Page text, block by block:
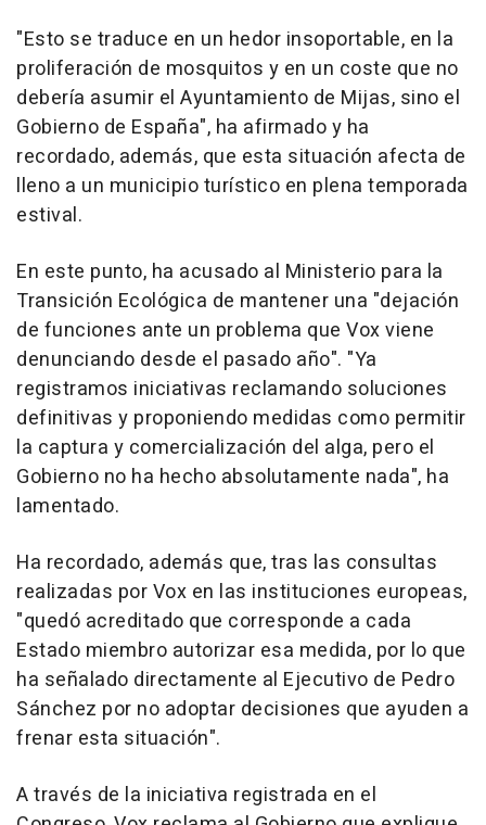
"Esto se traduce en un hedor insoportable, en la
proliferación de mosquitos y en un coste que no
debería asumir el Ayuntamiento de Mijas, sino el
Gobierno de España", ha afirmado y ha
recordado, además, que esta situación afecta de
lleno a un municipio turístico en plena temporada
estival.
En este punto, ha acusado al Ministerio para la
Transición Ecológica de mantener una "dejación
de funciones ante un problema que Vox viene
denunciando desde el pasado año". "Ya
registramos iniciativas reclamando soluciones
definitivas y proponiendo medidas como permitir
la captura y comercialización del alga, pero el
Gobierno no ha hecho absolutamente nada", ha
lamentado.
Ha recordado, además que, tras las consultas
realizadas por Vox en las instituciones europeas,
"quedó acreditado que corresponde a cada
Estado miembro autorizar esa medida, por lo que
ha señalado directamente al Ejecutivo de Pedro
Sánchez por no adoptar decisiones que ayuden a
frenar esta situación".
A través de la iniciativa registrada en el